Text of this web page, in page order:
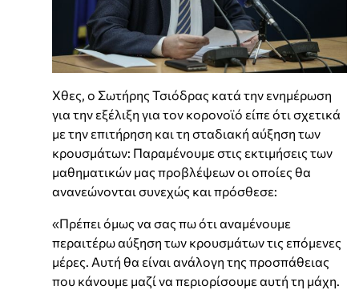
Χθες, ο Σωτήρης Τσιόδρας κατά την ενημέρωση
για την εξέλιξη για τον κορονοϊό είπε ότι σχετικά
με την επιτήρηση και τη σταδιακή αύξηση των
κρουσμάτων: Παραμένουμε στις εκτιμήσεις των
μαθηματικών μας προβλέψεων οι οποίες θα
ανανεώνονται συνεχώς και πρόσθεσε:
«Πρέπει όμως να σας πω ότι αναμένουμε
περαιτέρω αύξηση των κρουσμάτων τις επόμενες
μέρες. Αυτή θα είναι ανάλογη της προσπάθειας
που κάνουμε μαζί να περιορίσουμε αυτή τη μάχη.